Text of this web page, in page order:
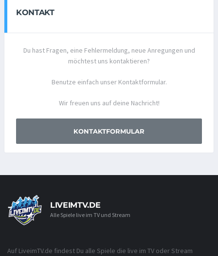
KONTAKT
Du hast Fragen, eine Fehlermeldung, neue Anregungen und
möchtest uns kontaktieren?
Benutze einfach unser Kontaktformular.
Wir freuen uns auf deine Nachricht!
KONTAKTFORMULAR
LIVEIMTV.DE
Alle Spiele live im TV und Stream
Auf LiveimTV.de findest Du alle Spiele die live im TV oder Stream